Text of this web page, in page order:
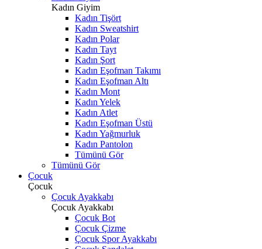
Kadın Giyim
Kadın Tişört
Kadın Sweatshirt
Kadın Polar
Kadın Tayt
Kadın Şort
Kadın Eşofman Takımı
Kadın Eşofman Altı
Kadın Mont
Kadın Yelek
Kadın Atlet
Kadın Eşofman Üstü
Kadın Yağmurluk
Kadın Pantolon
Tümünü Gör
Tümünü Gör
Çocuk
Çocuk
Çocuk Ayakkabı
Çocuk Ayakkabı
Çocuk Bot
Çocuk Çizme
Çocuk Spor Ayakkabı